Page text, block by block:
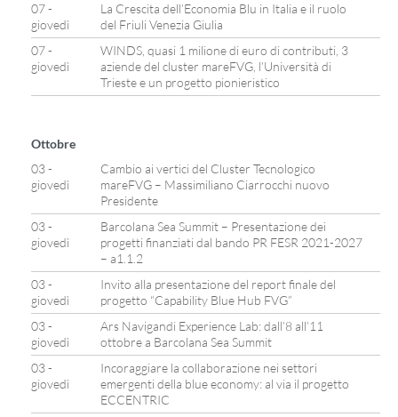
07 -
giovedì
La Crescita dell’Economia Blu in Italia e il ruolo
del Friuli Venezia Giulia
07 -
giovedì
WINDS, quasi 1 milione di euro di contributi, 3
aziende del cluster mareFVG, l’Università di
Trieste e un progetto pionieristico
Ottobre
03 -
giovedì
Cambio ai vertici del Cluster Tecnologico
mareFVG – Massimiliano Ciarrocchi nuovo
Presidente
03 -
giovedì
Barcolana Sea Summit – Presentazione dei
progetti finanziati dal bando PR FESR 2021-2027
– a1.1.2
03 -
giovedì
Invito alla presentazione del report finale del
progetto “Capability Blue Hub FVG”
03 -
giovedì
Ars Navigandi Experience Lab: dall’8 all’11
ottobre a Barcolana Sea Summit
03 -
giovedì
Incoraggiare la collaborazione nei settori
emergenti della blue economy: al via il progetto
ECCENTRIC